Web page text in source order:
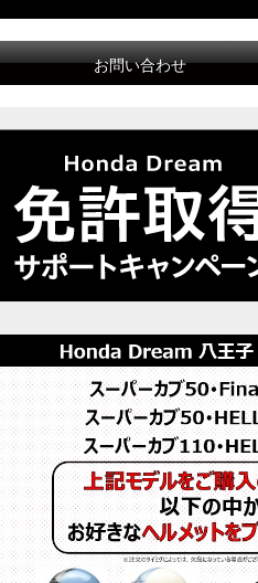
お問い合わせ